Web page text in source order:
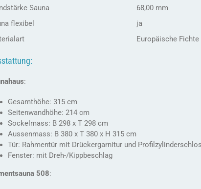
Sauna
68,00 mm
flexibel
ja
Europäische Fichte
:
Gesamthöhe: 315 cm
Seitenwandhöhe: 214 cm
Sockelmass: B 298 x T 298 cm
Aussenmass: B 380 x T 380 x H 315 cm
Tür: Rahmentür mit Drückergarnitur und
Fenster: mit Dreh-/Kippbeschlag
508: